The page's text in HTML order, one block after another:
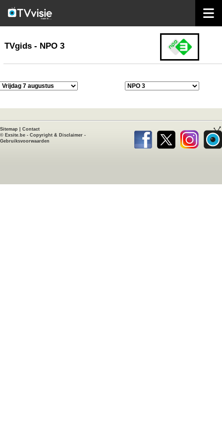
TVgids
TVgids - NPO 3
Sitemap
Contact
© Exsite.be - Copyright & Disclaimer -
Gebruiksvoorwaarden